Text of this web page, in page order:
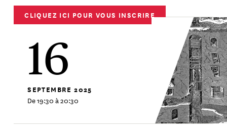
CLIQUEZ ICI POUR VOUS INSCRIRE
16
SEPTEMBRE 2025
De 19:30 à 20:30